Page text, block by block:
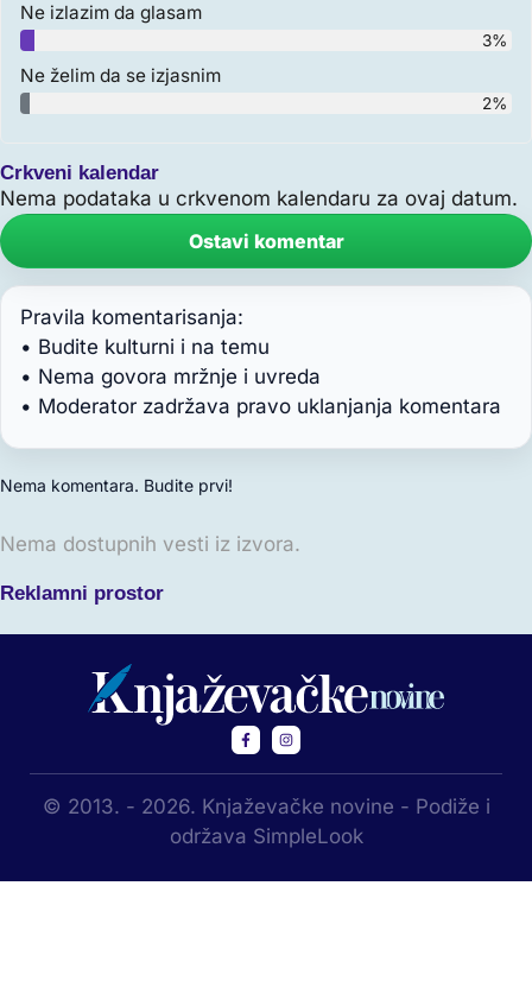
Ne izlazim da glasam
3%
Ne želim da se izjasnim
2%
Crkveni kalendar
Nema podataka u crkvenom kalendaru za ovaj datum.
Ostavi komentar
Pravila komentarisanja:
• Budite kulturni i na temu
• Nema govora mržnje i uvreda
• Moderator zadržava pravo uklanjanja komentara
Nema komentara. Budite prvi!
Nema dostupnih vesti iz izvora.
Reklamni prostor
© 2013. - 2026. Knjaževačke novine - Podiže i
održava SimpleLook